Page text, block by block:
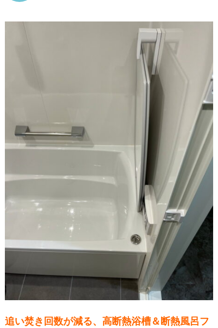
追い焚き回数が減る、高断熱浴槽＆断熱風呂フ